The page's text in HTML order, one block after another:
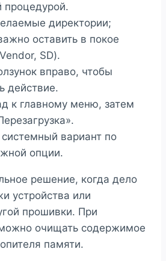
процедурой.
директории;
оставить в покое
SD).
вправо, чтобы
действие.
к главному меню, затем
вариант по
опции.
решение, когда дело
устройства или
прошивки. При
очищать содержимое
памяти.